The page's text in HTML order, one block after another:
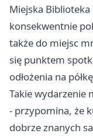
Miejska
konsekwentnie
także do miejsc
się punktem
odłożenia na
Takie wydarzenie
- przypomina, że
dobrze znanych